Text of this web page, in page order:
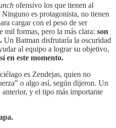
ofensivo los que tienen al
es protagonista, no tienen
cargar con el peso de ser
mil formas, pero la más clara: son
Un Batman disfrutaría la oscuridad
al equipo a lograr su objetivo,
en este momento.
es Zendejas, quien no
o algo así, según dijeron. Un
y el tipo más importante